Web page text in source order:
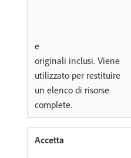
e
originali inclusi. Viene
utilizzato per restituire
un elenco di risorse
complete.